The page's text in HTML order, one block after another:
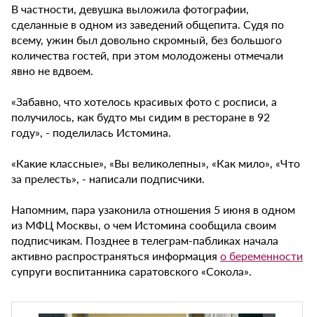
В частности, девушка выложила фотографии,
сделанные в одном из заведений общепита. Судя по
всему, ужин был довольно скромный, без большого
количества гостей, при этом молодожены отмечали
явно не вдвоем.
«Забавно, что хотелось красивых фото с росписи, а
получилось, как будто мы сидим в ресторане в 92
году», - поделилась Истомина.
«Какие классные», «Вы великолепны», «Как мило», «Что
за прелесть», - написали подписчики.
Напомним, пара узаконила отношения 5 июня в одном
из МФЦ Москвы, о чем Истомина сообщила своим
подписчикам. Позднее в телеграм-пабликах начала
активно распространяться информация о беременности
супруги воспитанника саратовского «Сокола».